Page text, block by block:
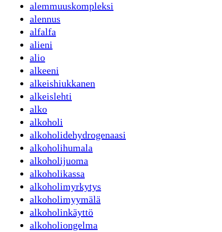
alemmuuskompleksi
alennus
alfalfa
alieni
alio
alkeeni
alkeishiukkanen
alkeislehti
alko
alkoholi
alkoholidehydrogenaasi
alkoholihumala
alkoholijuoma
alkoholikassa
alkoholimyrkytys
alkoholimyymälä
alkoholinkäyttö
alkoholiongelma